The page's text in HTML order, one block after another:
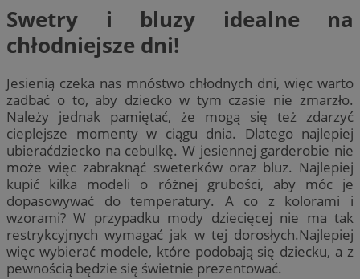
Swetry i bluzy idealne na
chłodniejsze dni!
Jesienią czeka nas mnóstwo chłodnych dni, więc warto
zadbać o to, aby dziecko w tym czasie nie zmarzło.
Należy jednak pamiętać, że mogą się też zdarzyć
cieplejsze momenty w ciągu dnia. Dlatego najlepiej
ubieraćdziecko na cebulkę. W jesiennej garderobie nie
może więc zabraknąć sweterków oraz bluz. Najlepiej
kupić kilka modeli o różnej grubości, aby móc je
dopasowywać do temperatury. A co z kolorami i
wzorami? W przypadku mody dziecięcej nie ma tak
restrykcyjnych wymagać jak w tej dorosłych.Najlepiej
więc wybierać modele, które podobają się dziecku, a z
pewnością będzie się świetnie prezentować.